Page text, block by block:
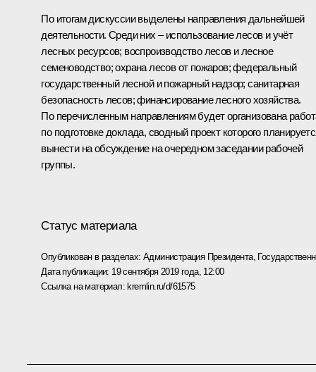
По итогам дискуссии выделены направления дальнейшей
деятельности. Среди них – использование лесов и учёт
лесных ресурсов; воспроизводство лесов и лесное
семеноводство; охрана лесов от пожаров; федеральный
государственный лесной и пожарный надзор; санитарная
безопасность лесов; финансирование лесного хозяйства.
По перечисленным направлениям будет организована
по подготовке доклада, сводный проект которого
вынести на обсуждение на очередном заседании рабочей
группы.
Статус материала
Опубликован в разделах: Администрация Президента,
Дата публикации: 19 сентября 2019 года, 12:00
Ссылка на материал: kremlin.ru/d/61575